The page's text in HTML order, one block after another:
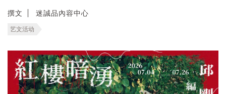
撰文 迷誠品內容中心
艺文活动